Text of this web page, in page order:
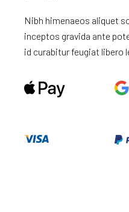
Nibh himenaeos aliquet
inceptos gravida ante
id curabitur feugiat libero